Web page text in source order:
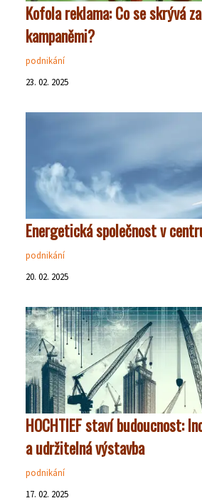
Kofola reklama: Co se skrývá
kampaněmi?
podnikání
23. 02. 2025
Energetická společnost v
podnikání
20. 02. 2025
HOCHTIEF staví budoucnost:
a udržitelná výstavba
podnikání
17. 02. 2025